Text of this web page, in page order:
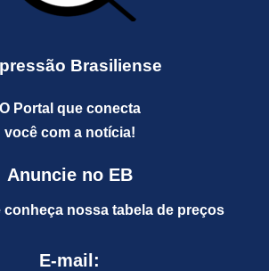
Brasiliense
O Portal que conecta
você com a notícia!
Anuncie no EB
nossa tabela de preços
E-mail: